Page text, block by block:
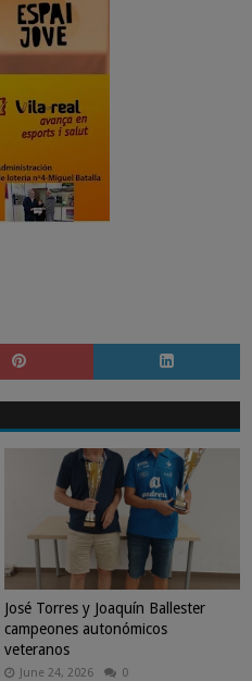
José Torres y Joaquín Ballester
campeones autonómicos
veteranos
June 24, 2026 0